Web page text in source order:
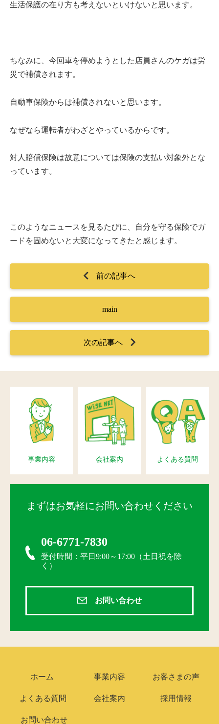
生活保護の在り方も考えないといけないと思います。
ちなみに、今回車を停めようとした店員さんのケガは労
災で補償されます。
自動車保険からは補償されないと思います。
なぜなら運転者がわざとやっているからです。
対人賠償保険は故意については保険の支払い対象外とな
っています。
このようなニュースを見るたびに、自分を守る保険でガ
ードを固めないと大変になってきたと感じます。
前の記事へ
main
次の記事へ
事業内容 会社案内 よくある質問
まずはお気軽にお問い合わせください
06-6771-7830
受付時間：平日9:00～17:00（土日祝を除
く）
お問い合わせ
ホーム 事業内容 お客さまの声
よくある質問 会社案内 採用情報
お問い合わせ